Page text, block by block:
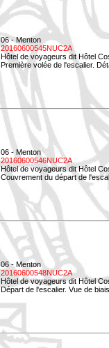
06 - Menton
20160600545NUC2A
Hôtel de voyageurs dit Hôtel
Première volée de l'escalier.
06 - Menton
20160600546NUC2A
Hôtel de voyageurs dit Hôtel
Couvrement du départ de
06 - Menton
20160600548NUC2A
Hôtel de voyageurs dit Hôtel
Départ de l'escalier. Vue de